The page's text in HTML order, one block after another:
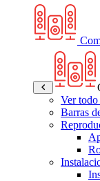
Ver
Barras